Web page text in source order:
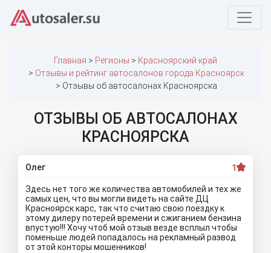
Главная Регионы
Красноярский край
Отзывы и рейтинг автосалонов города Красноярск
Отзывы об автосалонах Красноярска
ОТЗЫВЫ ОБ АВТОСАЛОНАХ
КРАСНОЯРСКА
Олег 1
Здесь нет того же количества автомобилей и тех же
самых цен, что вы могли видеть на сайте ДЦ
Красноярск карс, так что считаю свою поездку к
этому дилеру потерей времени и сжиганием бензина
впустую!!! Хочу чтоб мой отзыв везде всплыл чтобы
поменьше людей попадалось на рекламный развод
от этой конторы мошенников!